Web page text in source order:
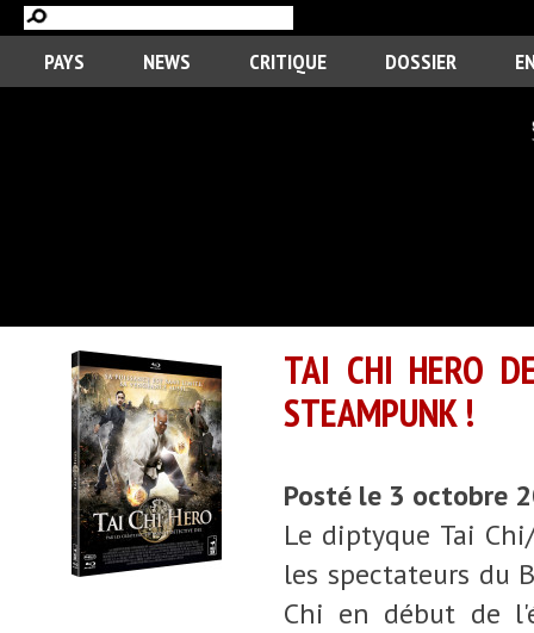
PAYS NEWS CRITIQUE DOSSIER
TAI CHI HERO
STEAMPUNK !
Posté le 3 octobre
Le diptyque Tai
les spectateurs du
Chi en début de